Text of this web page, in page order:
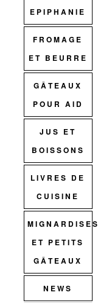
EPIPHANIE
FROMAGE
ET BEURRE
GÂTEAUX
POUR AID
JUS ET
BOISSONS
LIVRES DE
CUISINE
MIGNARDISES
ET PETITS
GÂTEAUX
NEWS